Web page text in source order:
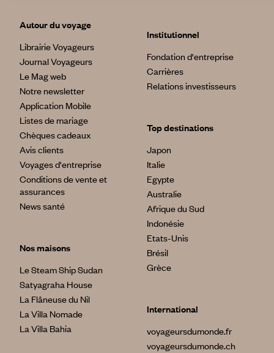
Autour du voyage
Librairie Voyageurs
Journal Voyageurs
Le Mag web
Notre newsletter
Application Mobile
Listes de mariage
Chèques cadeaux
Avis clients
Voyages d'entreprise
Conditions de vente et
assurances
News santé
Nos maisons
Le Steam Ship Sudan
Satyagraha House
La Flâneuse du Nil
La Villa Nomade
La Villa Bahia
Institutionnel
Fondation d'entreprise
Carrières
Relations investisseurs
Top destinations
Japon
Italie
Egypte
Australie
Afrique du Sud
Indonésie
Etats-Unis
Brésil
Grèce
International
voyageursdumonde.fr
voyageursdumonde.ch